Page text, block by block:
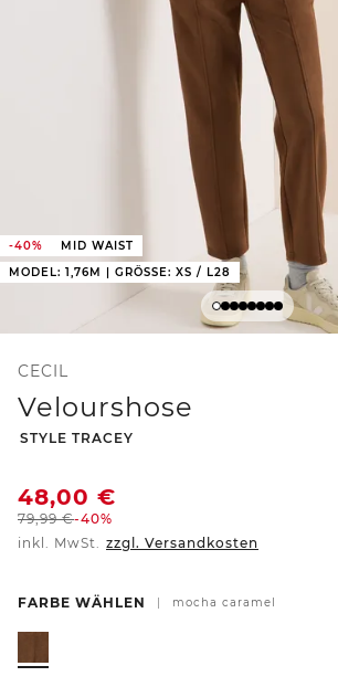
-40%
MID WAIST
MODEL: 1,76M | GRÖSSE: XS / L28
CECIL
Velourshose
-
STYLE TRACEY
48,00 €
79,99€-40%
inkl. MwSt. zzgl. Versandkosten
FARBE WÄHLEN mocha caramel